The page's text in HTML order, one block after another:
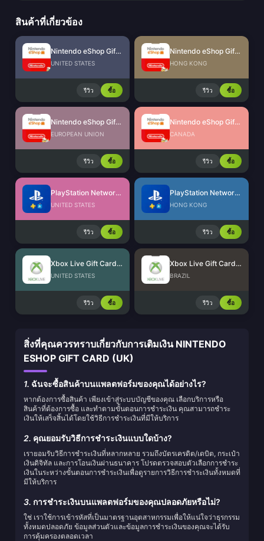
สินค้าที่เกี่ยวข้อง
Nintendo eShop Gift Card (US)
UNITED STATES
รีวิว ซื้อ
Nintendo eShop Gift Card (HK)
HONG KONG
รีวิว ซื้อ
Nintendo eShop Gift Card (EU)
EUROPEAN UNION
รีวิว ซื้อ
Nintendo eShop Gift Card (CA)
CANADA
รีวิว ซื้อ
PlayStation Network Card (US)
UNITED STATES
รีวิว ซื้อ
PlayStation Network Card (HK)
HONG KONG
รีวิว ซื้อ
Xbox Live Gift Card (US)
UNITED STATES
รีวิว ซื้อ
Xbox Live Gift Card (BR)
BRAZIL
รีวิว ซื้อ
สิ่งที่คุณควรทราบเกี่ยวกับการเติมเงิน NINTENDO
ESHOP GIFT CARD (UK)
1. ฉันจะซื้อสินค้าบนแพลตฟอร์มของคุณได้อย่างไร?
หากต้องการซื้อสินค้า เพียงเข้าสู่ระบบบัญชีของคุณ เลือกบริการหรือ
สินค้าที่ต้องการซื้อ และทำตามขั้นตอนการชำระเงิน คุณสามารถชำระ
เงินให้เสร็จสิ้นได้โดยใช้วิธีการชำระเงินที่มีให้บริการ
2. คุณยอมรับวิธีการชำระเงินแบบใดบ้าง?
เรายอมรับวิธีการชำระเงินที่หลากหลาย รวมถึงบัตรเครดิต/เดบิต, กระเป๋า
เงินดิจิทัล และการโอนเงินผ่านธนาคาร โปรดตรวจสอบตัวเลือกการชำระ
เงินในระหว่างขั้นตอนการชำระเงินเพื่อดูรายการวิธีการชำระเงินทั้งหมดที่
มีให้บริการ
3. การชำระเงินบนแพลตฟอร์มของคุณปลอดภัยหรือไม่?
ใช่ เราใช้การเข้ารหัสที่เป็นมาตรฐานอุตสาหกรรมเพื่อให้แน่ใจว่าธุรกรรม
ทั้งหมดปลอดภัย ข้อมูลส่วนตัวและข้อมูลการชำระเงินของคุณจะได้รับ
การคุ้มครองตลอดเวลา